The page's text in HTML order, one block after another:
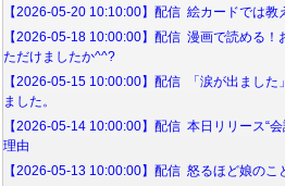
【2026-05-20 10:10:00】配信 絵カードでは教
【2026-05-18 10:00:00】配信 漫画で読める
ただけましたか^^?
【2026-05-15 10:00:00】配信 「涙が出ました
ました。
【2026-05-14 10:00:00】配信 本日リリース“
理由
【2026-05-13 10:00:00】配信 怒るほど娘のこ